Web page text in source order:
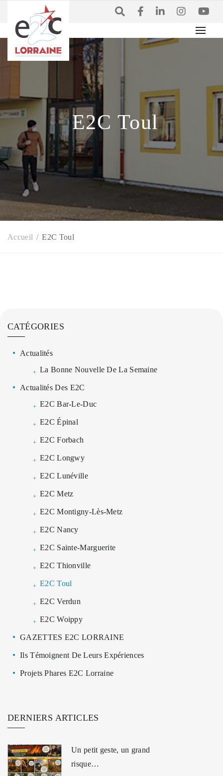
Accueil E2C Toul
E2C Toul
CATÉGORIES
Actualités
La Bonne Nouvelle De La Semaine
Actualités Des E2C
E2C Bar-Le-Duc
E2C Épinal
E2C Forbach
E2C Longwy
E2C Lunéville
E2C Metz
E2C Montigny-Lès-Metz
E2C Nancy
E2C Sainte-Marguerite
E2C Thionville
E2C Toul
E2C Verdun
E2C Woippy
GAZETTES E2C LORRAINE
Ils Témoignent De Leurs Expériences
Projets Phares E2C Lorraine
DERNIERS ARTICLES
Un petit geste, un grand
risque…